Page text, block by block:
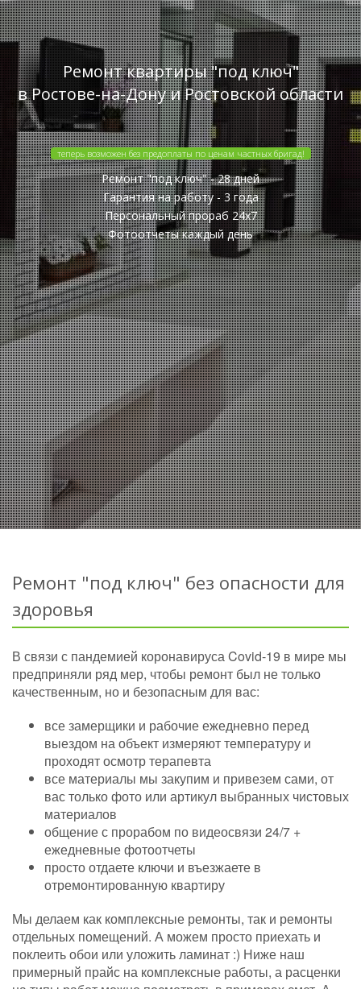
Ремонт квартиры "под ключ"
в Ростове-на-Дону и Ростовской области
теперь возможен без предоплаты по ценам частных бригад!
Ремонт "под ключ" - 28 дней
Гарантия на работу - 3 года
Персональный прораб 24x7
Фотоотчеты каждый день
Ремонт "под ключ" без опасности для
здоровья
В связи с пандемией коронавируса Covid-19 в мире мы
предприняли ряд мер, чтобы ремонт был не только
качественным, но и безопасным для вас:
все замерщики и рабочие ежедневно перед
выездом на объект измеряют температуру и
проходят осмотр терапевта
все материалы мы закупим и привезем сами, от
вас только фото или артикул выбранных чистовых
материалов
общение с прорабом по видеосвязи 24/7 +
ежедневные фотоотчеты
просто отдаете ключи и въезжаете в
отремонтированную квартиру
Мы делаем как комплексные ремонты, так и ремонты
отдельных помещений. А можем просто приехать и
поклеить обои или уложить ламинат :) Ниже наш
примерный прайс на комплексные работы, а расценки